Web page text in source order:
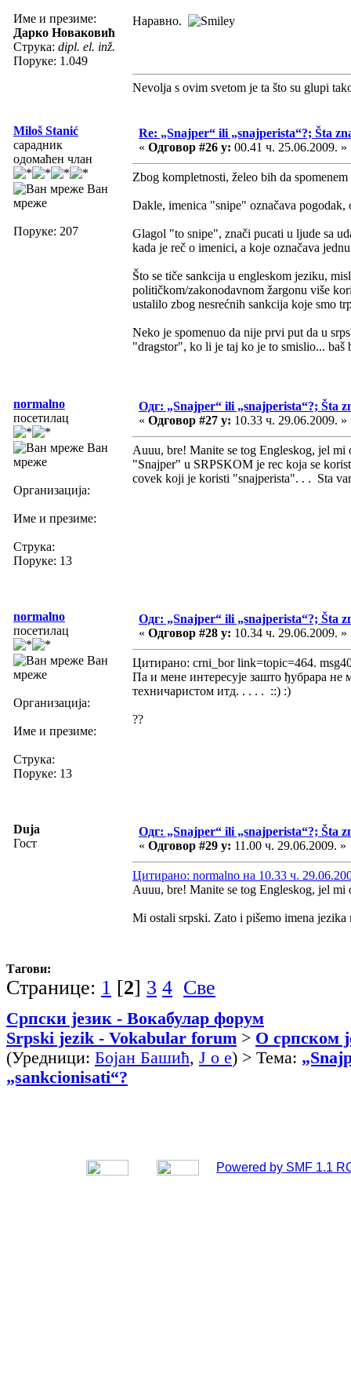
Име и презиме:
Дарко Новаковић
Струка: dipl. el. inž.
Поруке: 1.049
Наравно.
Nevolja s ovim svetom je ta što su glupi
Miloš Stanić
сарадник
одомаћен члан
Ван
мреже
Поруке: 207
Re: „Snajper“ ili „snajperista“?; Šta
« Одговор #26 у: 00.41 ч. 25.06.2009. »
Zbog kompletnosti, želeo bih da
Dakle, imenica "snipe" označava pogodak,
Glagol "to snipe", znači pucati u ljude sa
kada je reč o imenici, a koje označava
Što se tiče sankcija u engleskom jeziku,
političkom/zakonodavnom žargonu više
ustalilo zbog nesrećnih sankcija koje smo
Neko je spomenuo da nije prvi put da u
"dragstor", ko li je taj ko je to smislio... baš
normalno
посетилац
Ван
мреже
Организација:
Име и презиме:
Струка:
Поруке: 13
Одг: „Snajper“ ili „snajperista“?; Šta
« Одговор #27 у: 10.33 ч. 29.06.2009. »
Auuu, bre! Manite se tog Engleskog, jel
"Snajper" u SRPSKOM je rec koja se
covek koji je koristi "snajperista". . . Sta
normalno
посетилац
Ван
мреже
Организација:
Име и презиме:
Струка:
Поруке: 13
Одг: „Snajper“ ili „snajperista“?; Šta
« Одговор #28 у: 10.34 ч. 29.06.2009. »
Цитирано: crni_bor link=topic=464.
Па и мене интересује зашто ђубрара
техничаристом итд. . . . . ::) :)
??
Duja
Гост
Одг: „Snajper“ ili „snajperista“?; Šta
« Одговор #29 у: 11.00 ч. 29.06.2009. »
Цитирано: normalno на 10.33 ч.
Auuu, bre! Manite se tog Engleskog, jel
Mi ostali srpski. Zato i pišemo imena
Тагови:
Странице: 1 [2] 3 4 Све
Српски језик - Вокабулар форум
Srpski jezik - Vokabular forum > О српском
(Уредници: Бојан Башић, J o e) > Тема:
„sankcionisati“?
Powered by SMF 1.1